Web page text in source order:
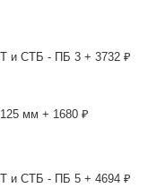
и СТБ - ПБ 3 + 3732 ₽
мм + 1680 ₽
и СТБ - ПБ 5 + 4694 ₽